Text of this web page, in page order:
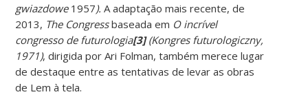
gwiazdowe 1957).A adaptação mais recente, de
2013, The Congressbaseada em O incrível
congresso de futurologia[3](Kongres futurologiczny,
1971), dirigida por Ari Folman, também merece lugar
de destaque entre as tentativas de levar as obras
de Lem à tela.